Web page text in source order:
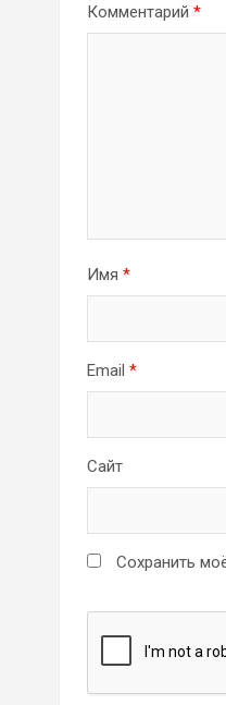
Комментарий *
Имя *
Email *
Сайт
Сохранить